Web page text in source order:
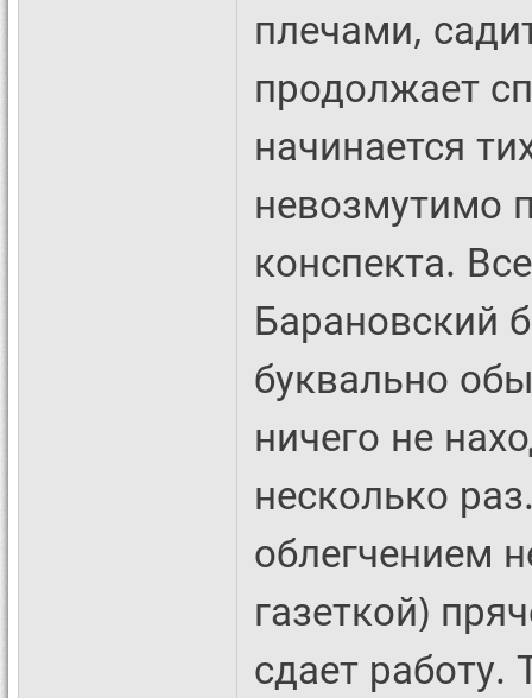
плечами,
продолжает
начинается
невозмутимо
конспекта.
Барановский
буквально
ничего не
несколько
облегчением
газеткой)
сдает работу.